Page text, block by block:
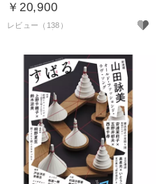
￥20,900
レビュー（138）